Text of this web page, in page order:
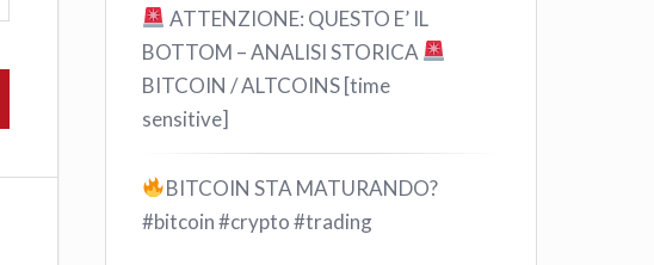
ATTENZIONE: QUESTO E’ IL
BOTTOM – ANALISI STORICA
BITCOIN / ALTCOINS [time
sensitive]
BITCOIN STA MATURANDO?
#bitcoin #crypto #trading